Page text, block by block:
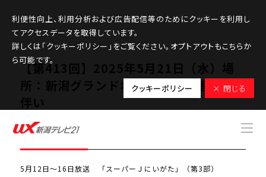
利便性向上、利用分析および広告配信等のためにクッキーを利用し
てアクセスデータを取得しています。
詳しくは「クッキーポリシー」をご覧ください。オプトアウトもこちらか
ら可能です。
クッキーポリシー × 閉じる
【第413回】2025年5月21日（水）場
所：新潟グランドホテル ※社屋工事に
●検討課題
5月12日～16日放送 「スーパーＪにいがた」（第3部）